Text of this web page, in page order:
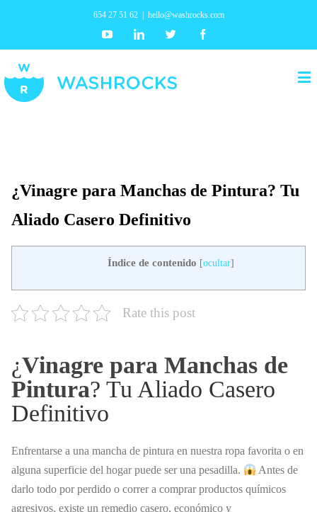
654 27 51 62 hello@washrocks.com
YoutubeLinkedin Twitter
¿Vinagre para Manchas de Pintura? Tu
Aliado Casero Definitivo
Índice de contenido [ocultar]
Rate this post
¿Vinagre para Manchas de
Pintura? Tu Aliado Casero
Definitivo
Enfrentarse a una mancha de pintura en nuestra ropa favorita o en
alguna superficie del hogar puede ser una pesadilla.
Antes de
darlo todo por perdido o correr a comprar productos químicos
agresivos, existe un remedio casero, económico y